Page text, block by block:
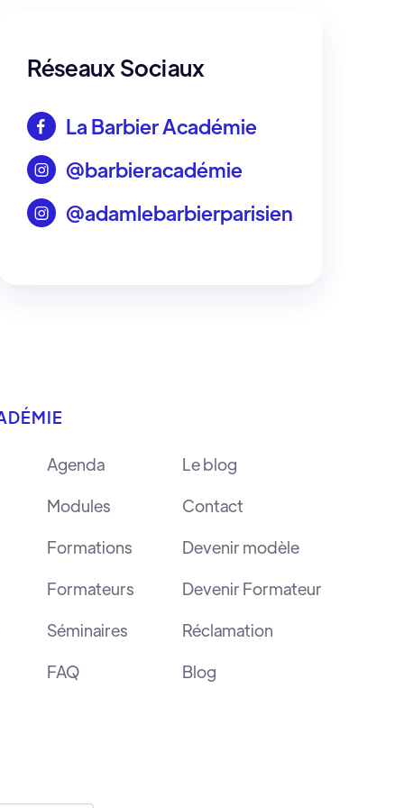
Réseaux Sociaux
 La Barbier Académie
 @barbieracadémie
 @adamlebarbierparisien
Agenda
Modules
Formations
Formateurs
Séminaires
FAQ
Le blog
Contact
Devenir modèle
Devenir Formateur
Réclamation
Blog